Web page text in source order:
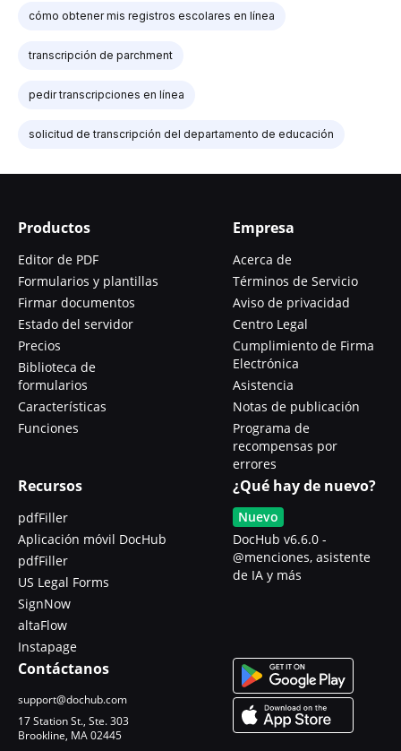
cómo obtener mis registros escolares en línea
transcripción de parchment
pedir transcripciones en línea
solicitud de transcripción del departamento de educación
Productos
Editor de PDF
Formularios y plantillas
Firmar documentos
Estado del servidor
Precios
Biblioteca de
formularios
Características
Funciones
Empresa
Acerca de
Términos de Servicio
Aviso de privacidad
Centro Legal
Cumplimiento de Firma
Electrónica
Asistencia
Notas de publicación
Programa de
recompensas por
errores
Recursos
pdfFiller
Aplicación móvil DocHub
pdfFiller
US Legal Forms
SignNow
altaFlow
Instapage
¿Qué hay de nuevo?
Nuevo
DocHub v6.6.0 -
@menciones, asistente
de IA y más
Contáctanos
support@dochub.com
17 Station St., Ste. 303
Brookline, MA 02445